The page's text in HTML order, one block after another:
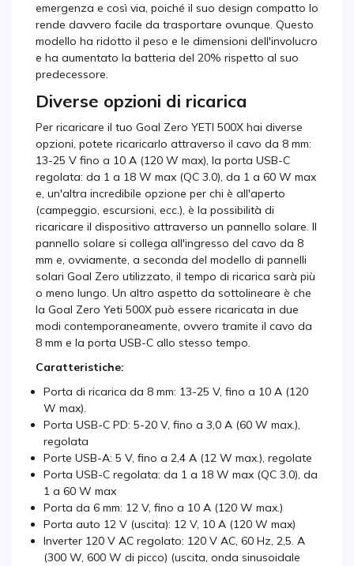
emergenza e così via, poiché il suo design compatto lo
rende davvero facile da trasportare ovunque. Questo
modello ha ridotto il peso e le dimensioni dell'involucro
e ha aumentato la batteria del 20% rispetto al suo
predecessore.
Diverse opzioni di ricarica
Per ricaricare il tuo Goal Zero YETI 500X hai diverse
opzioni, potete ricaricarlo attraverso il cavo da 8 mm:
13-25 V fino a 10 A (120 W max), la porta USB-C
regolata: da 1 a 18 W max (QC 3.0), da 1 a 60 W max
e, un'altra incredibile opzione per chi è all'aperto
(campeggio, escursioni, ecc.), è la possibilità di
ricaricare il dispositivo attraverso un pannello solare. Il
pannello solare si collega all'ingresso del cavo da 8
mm e, ovviamente, a seconda del modello di pannelli
solari Goal Zero utilizzato, il tempo di ricarica sarà più
o meno lungo. Un altro aspetto da sottolineare è che
la Goal Zero Yeti 500X può essere ricaricata in due
modi contemporaneamente, ovvero tramite il cavo da
8 mm e la porta USB-C allo stesso tempo.
Caratteristiche:
Porta di ricarica da 8 mm: 13-25 V, fino a 10 A (120
W max).
Porta USB-C PD: 5-20 V, fino a 3,0 A (60 W max.),
regolata
Porte USB-A: 5 V, fino a 2,4 A (12 W max.), regolate
Porta USB-C regolata: da 1 a 18 W max (QC 3.0), da
1 a 60 W max
Porta da 6 mm: 12 V, fino a 10 A (120 W max.)
Porta auto 12 V (uscita): 12 V, 10 A (120 W max)
Inverter 120 V AC regolato: 120 V AC, 60 Hz, 2,5. A
(300 W, 600 W di picco) (uscita, onda sinusoidale